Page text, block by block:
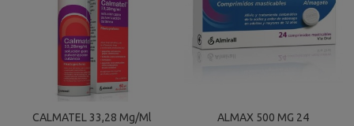
CALMATEL 33,28 Mg/ml
ALMAX 500 MG 24